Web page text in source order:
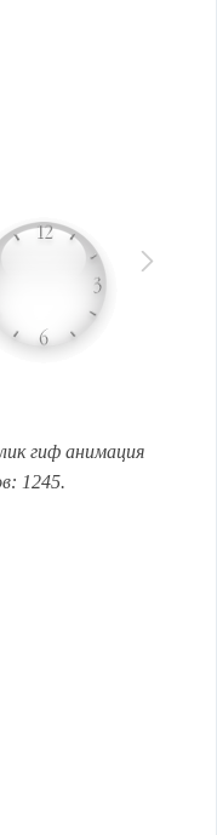
гиф анимация
1245.